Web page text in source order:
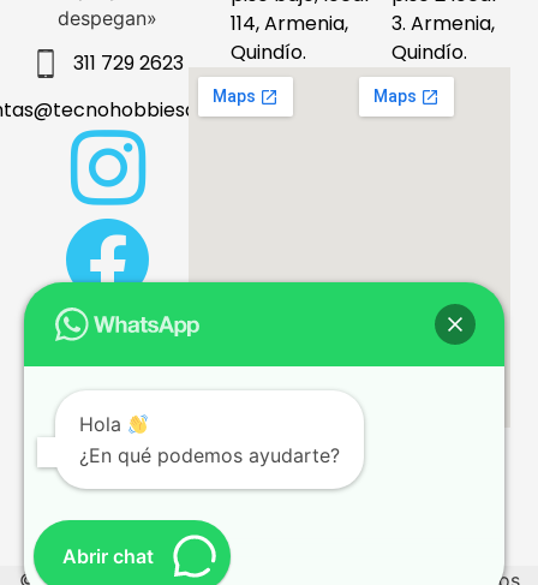
despegan»
311 729 2623
114, Armenia,
Quindío.
3. Armenia,
Quindío.
Términos y condiciones
Hola
¿En qué podemos ayudarte?
Abrir chat